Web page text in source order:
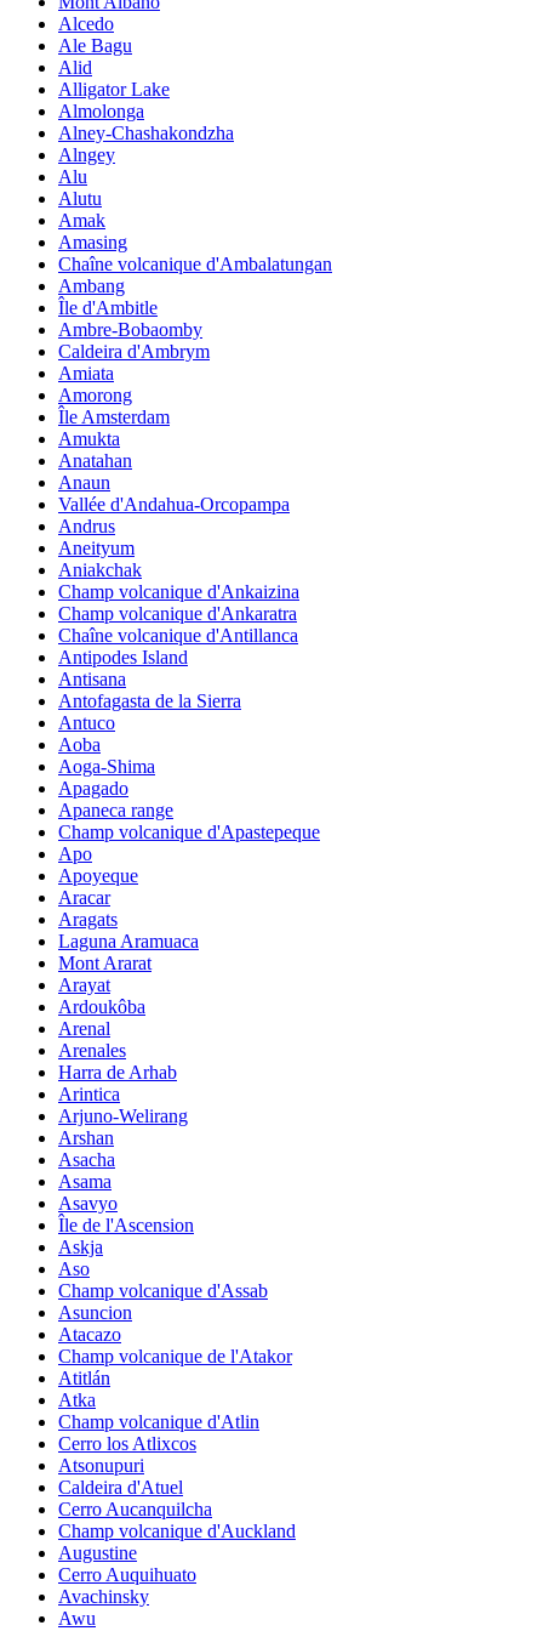
Alcedo
Ale Bagu
Alid
Alligator Lake
Almolonga
Alney-Chashakondzha
Alngey
Alu
Alutu
Amak
Amasing
Chaîne volcanique d'Ambalatungan
Ambang
Île d'Ambitle
Ambre-Bobaomby
Caldeira d'Ambrym
Amiata
Amorong
Île Amsterdam
Amukta
Anatahan
Anaun
Vallée d'Andahua-Orcopampa
Andrus
Aneityum
Aniakchak
Champ volcanique d'Ankaizina
Champ volcanique d'Ankaratra
Chaîne volcanique d'Antillanca
Antipodes Island
Antisana
Antofagasta de la Sierra
Antuco
Aoba
Aoga-Shima
Apagado
Apaneca range
Champ volcanique d'Apastepeque
Apo
Apoyeque
Aracar
Aragats
Laguna Aramuaca
Mont Ararat
Arayat
Ardoukôba
Arenal
Arenales
Harra de Arhab
Arintica
Arjuno-Welirang
Arshan
Asacha
Asama
Asavyo
Île de l'Ascension
Askja
Aso
Champ volcanique d'Assab
Asuncion
Atacazo
Champ volcanique de l'Atakor
Atitlán
Atka
Champ volcanique d'Atlin
Cerro los Atlixcos
Atsonupuri
Caldeira d'Atuel
Cerro Aucanquilcha
Champ volcanique d'Auckland
Augustine
Cerro Auquihuato
Avachinsky
Awu